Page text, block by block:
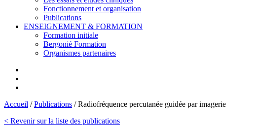
Fonctionnement et organisation
Publications
ENSEIGNEMENT & FORMATION
Formation initiale
Bergonié Formation
Organismes partenaires
Accueil /Publications /Radiofréquence percutanée guidée par imagerie
< Revenir sur la liste des publications